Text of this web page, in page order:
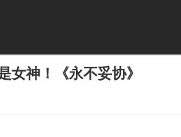
女神！《永不妥协》